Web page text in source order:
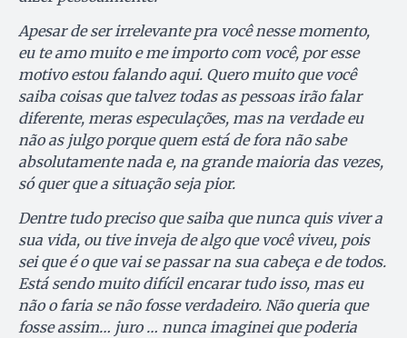
Apesar de ser irrelevante pra você nesse momento,
eu te amo muito e me importo com você, por esse
motivo estou falando aqui. Quero muito que você
saiba coisas que talvez todas as pessoas irão falar
diferente, meras especulações, mas na verdade eu
não as julgo porque quem está de fora não sabe
absolutamente nada e, na grande maioria das vezes,
só quer que a situação seja pior.
Dentre tudo preciso que saiba que nunca quis viver a
sua vida, ou tive inveja de algo que você viveu, pois
sei que é o que vai se passar na sua cabeça e de todos.
Está sendo muito difícil encarar tudo isso, mas eu
não o faria se não fosse verdadeiro. Não queria que
fosse assim… juro … nunca imaginei que poderia